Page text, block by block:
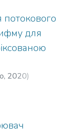
потокового
для
, 2020)